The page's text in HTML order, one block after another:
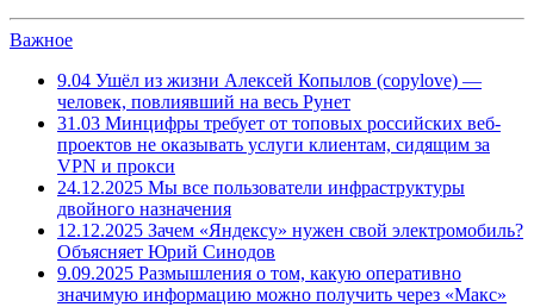
Важное
9.04 Ушёл из жизни Алексей Копылов (copylove) —
человек, повлиявший на весь Рунет
31.03 Минцифры требует от топовых российских веб-
проектов не оказывать услуги клиентам, сидящим за
VPN и прокси
24.12.2025 Мы все пользователи инфраструктуры
двойного назначения
12.12.2025 Зачем «Яндексу» нужен свой электромобиль?
Объясняет Юрий Синодов
9.09.2025 Размышления о том, какую оперативно
значимую информацию можно получить через «Макс»